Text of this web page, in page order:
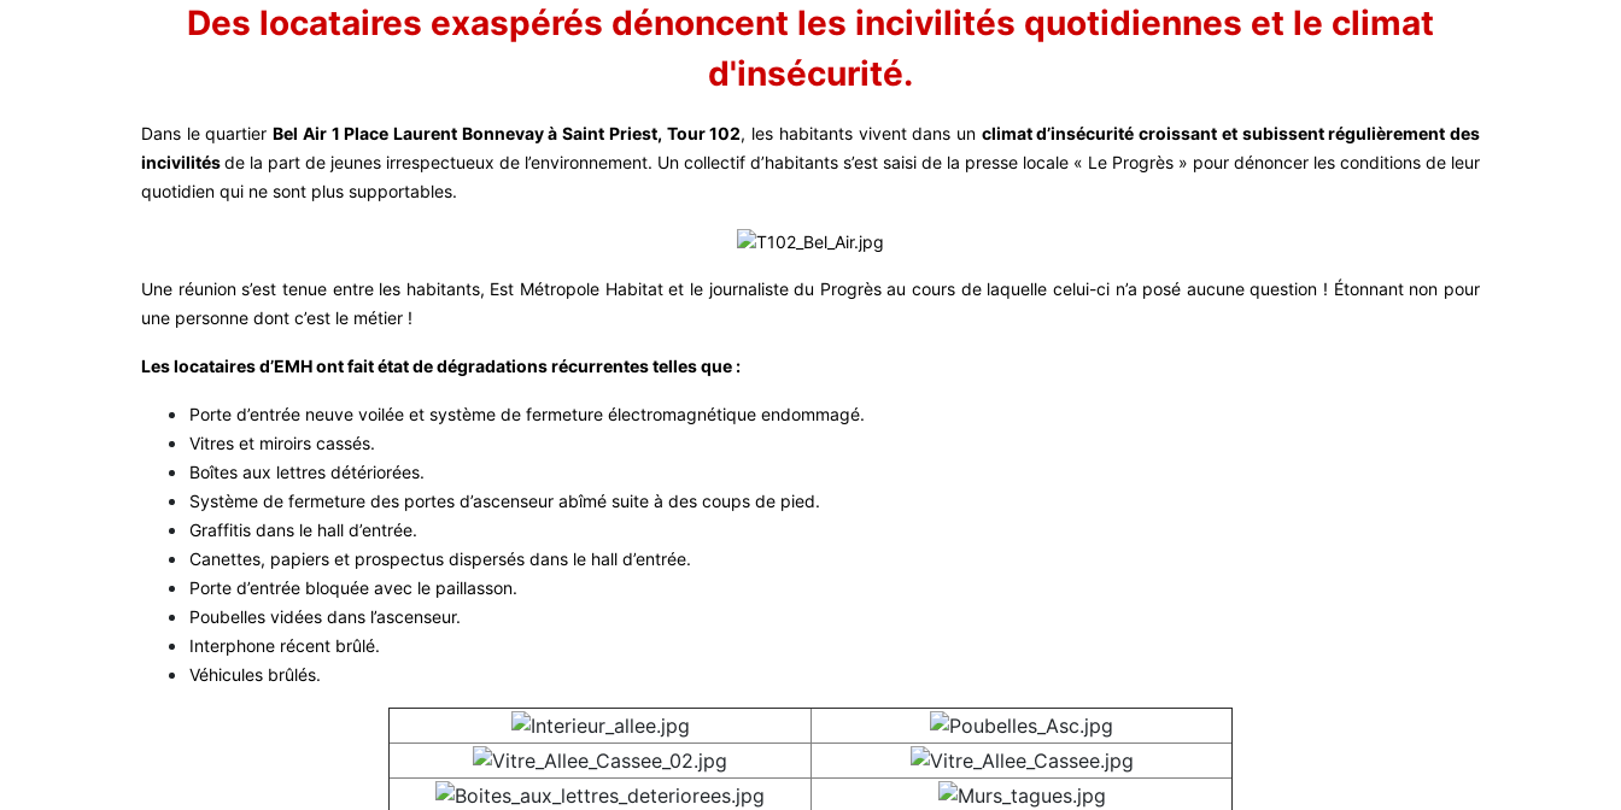
Des locataires exaspérés dénoncent les incivilités quotidiennes et le climat
d'insécurité.
Dans le quartierBel Air 1 Place Laurent Bonnevay à Saint Priest, Tour 102, les habitants vivent dans un climat d’insécurité croissant et subissent régulièrement des
incivilitésde la part de jeunes irrespectueux de l’environnement. Un collectif d’habitants s’est saisi de la presse locale « Le Progrès » pour dénoncer les conditions de leur
quotidien qui ne sont plus supportables.
Une réunion s’est tenue entre les habitants, Est Métropole Habitat et le journaliste du Progrès au cours de laquelle celui-ci n’a posé aucune question ! Étonnant non pour
une personne dont c’est le métier !
Les locataires d’EMH ont fait état de dégradations récurrentes telles que :
Porte d’entrée neuve voilée et système de fermeture électromagnétique endommagé.
Vitres et miroirs cassés.
Boîtes aux lettres détériorées.
Système de fermeture des portes d’ascenseur abîmé suite à des coups de pied.
Graffitis dans le hall d’entrée.
Canettes, papiers et prospectus dispersés dans le hall d’entrée.
Porte d’entrée bloquée avec le paillasson.
Poubelles vidées dans l’ascenseur.
Interphone récent brûlé.
Véhicules brûlés.